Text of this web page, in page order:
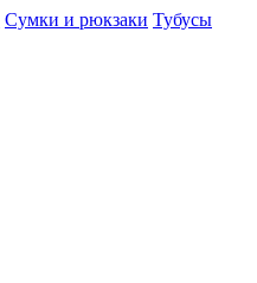
Сумки и рюкзаки Тубусы